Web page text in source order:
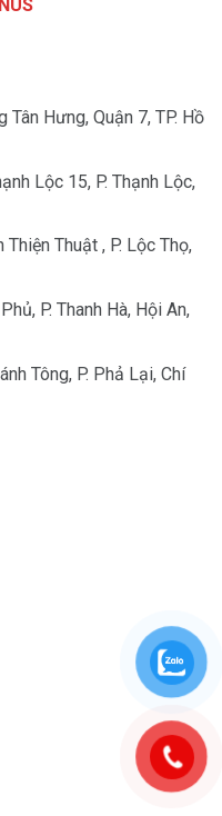
Hưng, Quận 7, TP. Hồ
Lộc 15, P. Thạnh Lộc,
Thuật , P. Lộc Thọ,
P. Thanh Hà, Hội An,
Tông, P. Phả Lại, Chí